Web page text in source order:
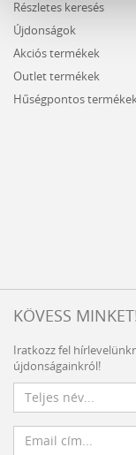
Részletes keresés
Újdonságok
Akciós termékek
Outlet termékek
Hűségpontos
KÖVESS
Iratkozz fel
újdonságainkról!